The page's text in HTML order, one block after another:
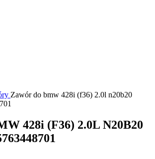
Zawór do bmw 428i (f36) 2.0l n20b20
428i (F36) 2.0L N20B20